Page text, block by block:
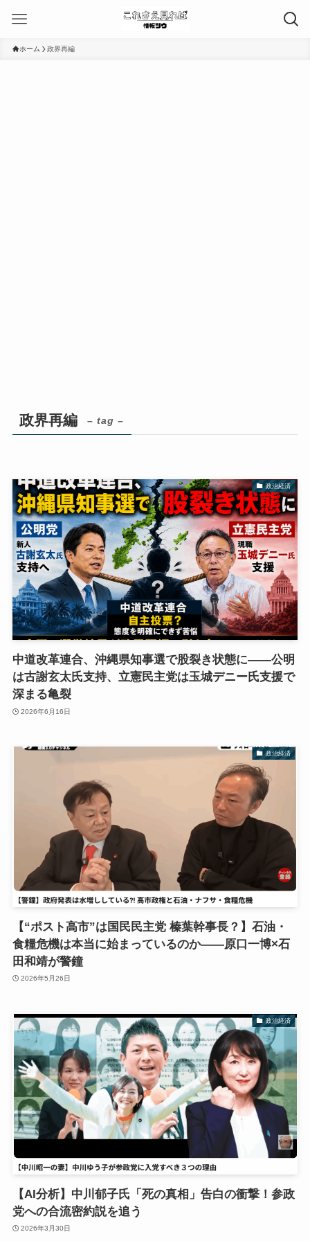
ホーム 政界再編
政界再編 – tag –
政治経済
中道改革連合、沖縄県知事選で股裂き状態に――公明
は古謝玄太氏支持、立憲民主党は玉城デニー氏支援で
深まる亀裂
2026年6月16日
政治経済
【“ポスト高市”は国民民主党 榛葉幹事長？】石油・
食糧危機は本当に始まっているのか――原口一博×石
田和靖が警鐘
2026年5月26日
政治経済
【AI分析】中川郁子氏「死の真相」告白の衝撃！参政
党への合流密約説を追う
2026年3月30日